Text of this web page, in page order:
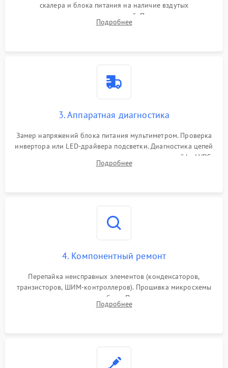
скалера и блока питания на наличие вздутых
конденсаторов, прогаров, окислений. Проверка надежности
контактов и целостности шлейфов матрицы.
Подробнее
3. Аппаратная диагностика
Замер напряжений блока питания мультиметром. Проверка
инвертора или LED-драйвера подсветки. Диагностика цепей
питания скалера и тестирование сигналов на шлейфе LVDS
Подробнее
4. Компонентный ремонт
Перепайка неисправных элементов (конденсаторов,
транзисторов, ШИМ-контроллеров). Прошивка микросхемы
памяти при программных сбоях. При поломке подсветки —
разборка матрицы и замена выгоревших светодиодов.
Подробнее